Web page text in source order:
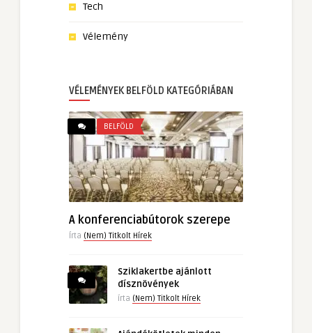
Tech
Vélemény
VÉLEMÉNYEK BELFÖLD KATEGÓRIÁBAN
BELFÖLD
A konferenciabútorok szerepe
Írta (Nem) Titkolt Hírek
Sziklakertbe ajánlott
dísznövények
írta (Nem) Titkolt Hírek